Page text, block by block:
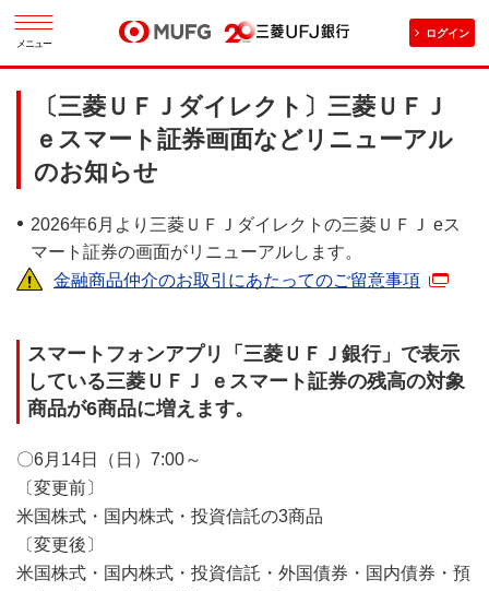
メニュー
ログイン
〔三菱ＵＦＪダイレクト〕三菱ＵＦＪ
ｅスマート証券画面などリニューアル
のお知らせ
2026年6月より三菱ＵＦＪダイレクトの三菱ＵＦＪ eス
マート証券の画面がリニューアルします。
金融商品仲介のお取引にあたってのご留意事項
スマートフォンアプリ「三菱ＵＦＪ銀行」で表示
している三菱ＵＦＪ ｅスマート証券の残高の対象
商品が6商品に増えます。
〇6月14日（日）7:00～
〔変更前〕
米国株式・国内株式・投資信託の3商品
〔変更後〕
米国株式・国内株式・投資信託・外国債券・国内債券・預